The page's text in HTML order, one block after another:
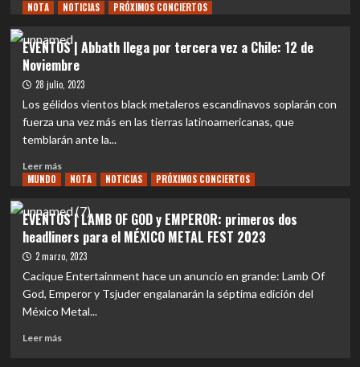
metal
a
Chile
más
LIVE
REVIEW
|
El
épico
de
Abbath
Chile:
Un
legado
en
medio
del
NOTA NOTICIAS PRÓXIMOS CONCIERTOS
EVENTOS | Abbath llega por tercera vez a Chile: 12 de
Noviembre
28 julio, 2023
Los gélidos vientos black metaleros escandinavos soplarán con
fuerza una vez más en las tierras latinoamericanas, que
temblarán ante la...
Leer másLeer
más
EVENTOS
|
Abbath
llega
por
vez
a
MUNDO NOTA NOTICIAS PRÓXIMOS CONCIERTOS
EVENTOS | LAMB OF GOD y EMPEROR: primeros dos
headliners para el MÉXICO METAL FEST 2023
2 marzo, 2023
Cacique Entertainment hace un anuncio en grande: Lamb Of
God, Emperor y Tsjuder engalanarán la séptima edición del
México Metal...
Leer másLeer